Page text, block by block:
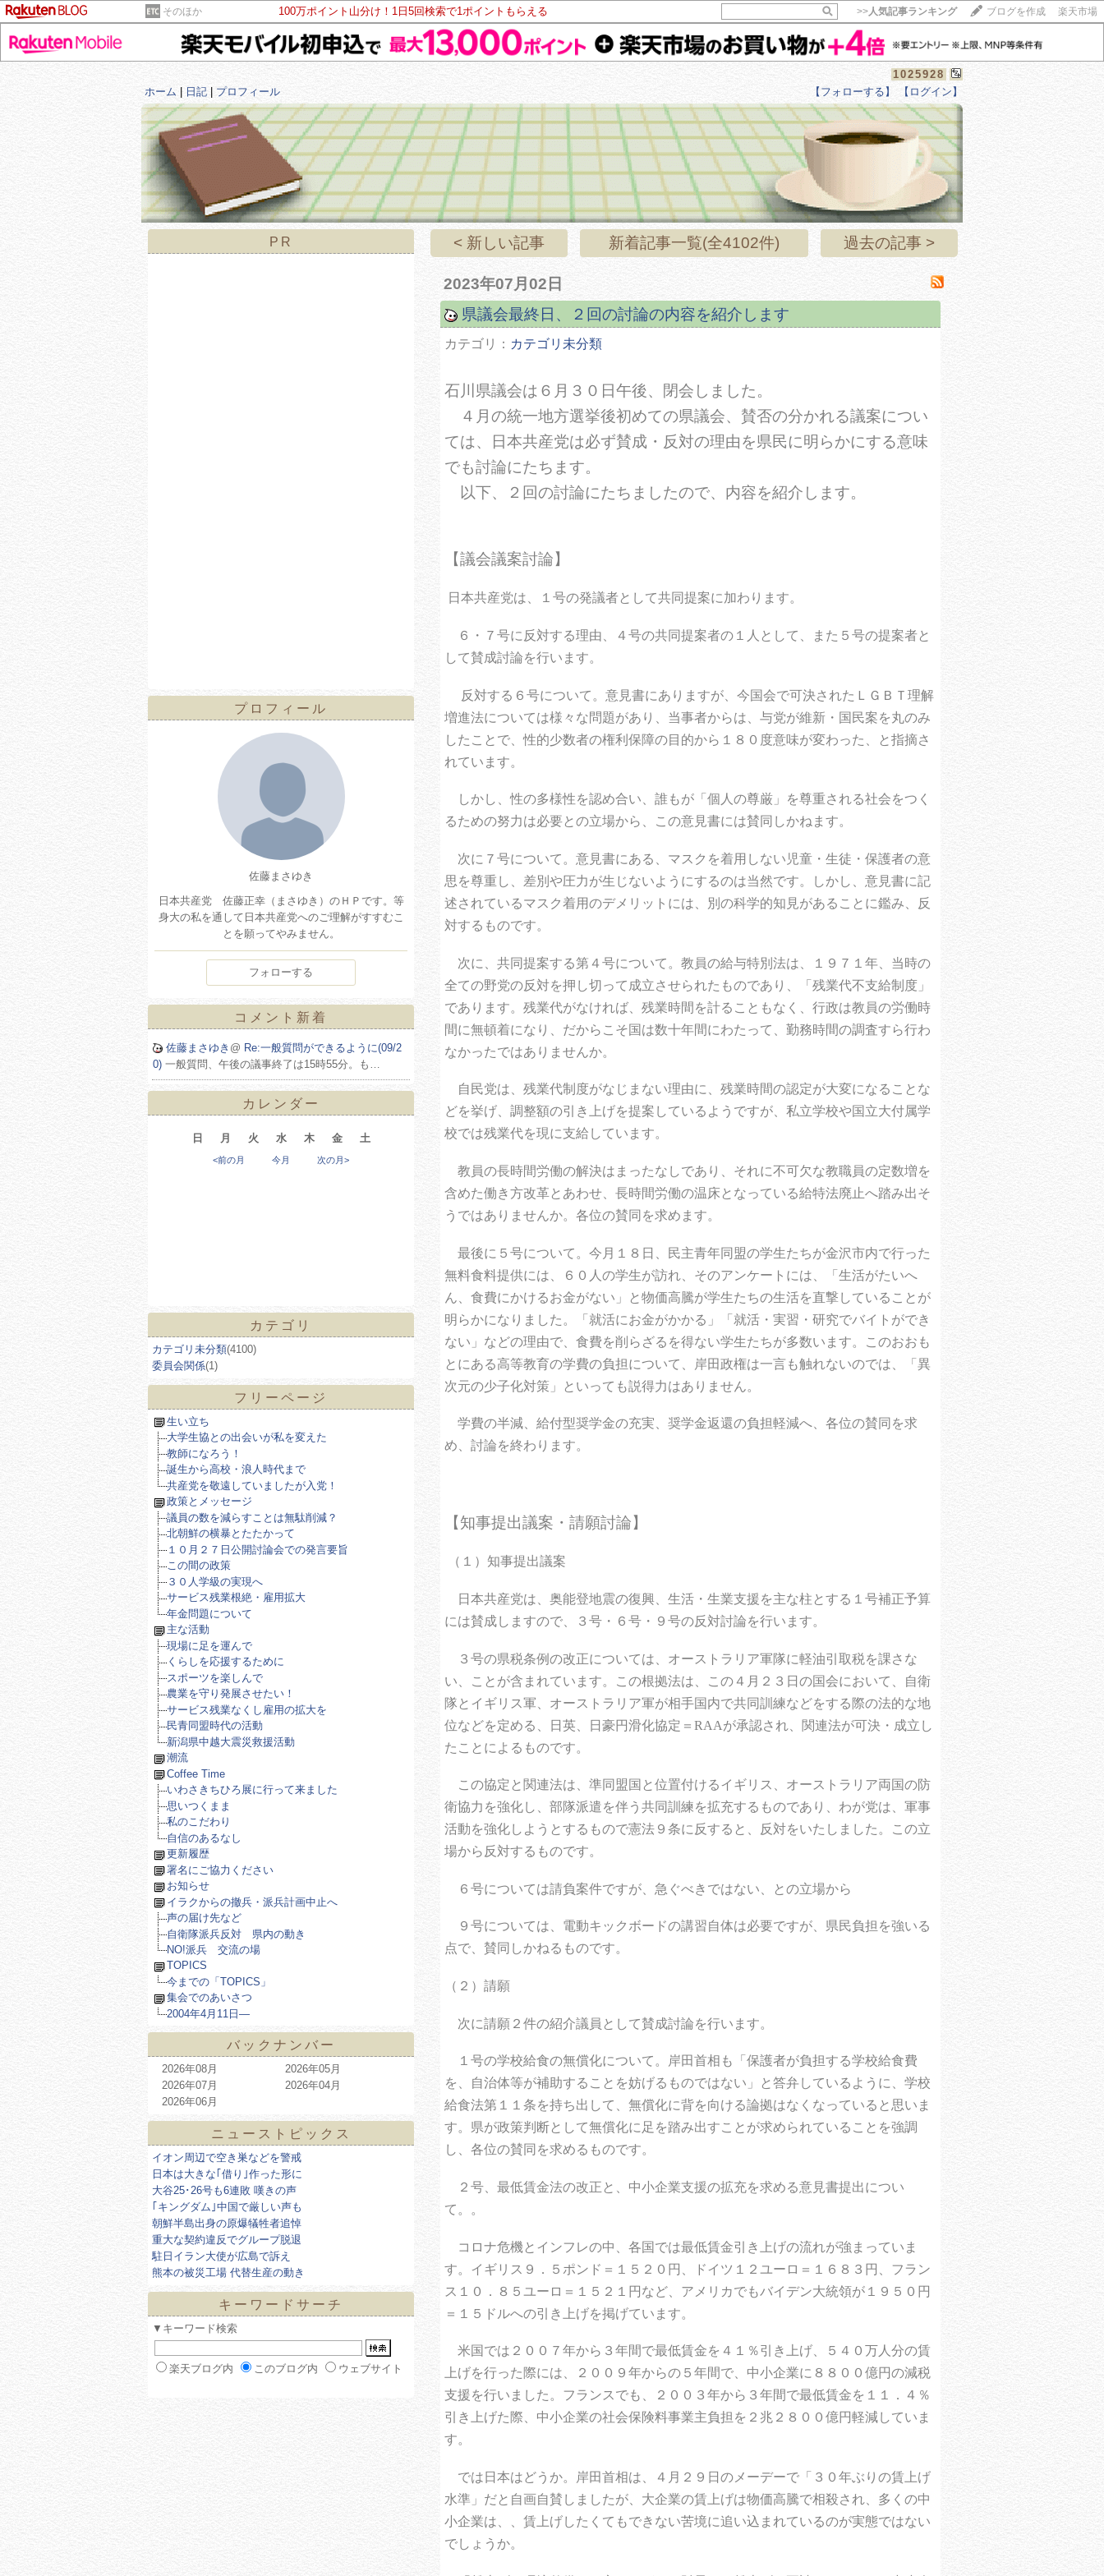
そのほか 100万ポイント山分け！1日5回検索で1ポイントもらえる >>人気記事ランキング ブログを作成 楽天市場
1025928
ホーム
日記 プロフィール 【フォローする】 【ログイン】
15記事にいいね！で1ポイント
10秒滞在
いいね!
PR
プロフィール
佐藤まさゆき
日本共産党 佐藤正幸（まさゆき）のＨＰです。等
身大の私を通して日本共産党へのご理解がすすむこ
とを願ってやみません。
フォローする
コメント新着
佐藤まさゆき @ Re:一般質問ができるように(09/2
0) 一般質問、午後の議事終了は15時55分。も…
カレンダー
日 月 火 水 木 金 土
<前の月 今月 次の月>
カテゴリ
カテゴリ未分類(4100)
委員会関係(1)
フリーページ
生い立ち
大学生協との出会いが私を変えた
教師になろう！
誕生から高校・浪人時代まで
共産党を敬遠していましたが入党！
政策とメッセージ
議員の数を減らすことは無駄削減？
北朝鮮の横暴とたたかって
１０月２７日公開討論会での発言要旨
この間の政策
３０人学級の実現へ
サービス残業根絶・雇用拡大
年金問題について
主な活動
現場に足を運んで
くらしを応援するために
スポーツを楽しんで
農業を守り発展させたい！
サービス残業なくし雇用の拡大を
民青同盟時代の活動
新潟県中越大震災救援活動
潮流
Coffee Time
いわさきちひろ展に行って来ました
思いつくまま
私のこだわり
自信のあるなし
更新履歴
署名にご協力ください
お知らせ
イラクからの撤兵・派兵計画中止へ
声の届け先など
自衛隊派兵反対 県内の動き
NO!派兵 交流の場
TOPICS
今までの「TOPICS」
集会でのあいさつ
2004年4月11日―
バックナンバー
2026年08月
2026年07月
2026年06月
2026年05月
2026年04月
ニューストピックス
イオン周辺で空き巣などを警戒
日本は大きな｢借り｣作った形に
大谷25･26号も6連敗 嘆きの声
｢キングダム｣中国で厳しい声も
朝鮮半島出身の原爆犠牲者追悼
重大な契約違反でグループ脱退
駐日イラン大使が広島で訴え
熊本の被災工場 代替生産の動き
キーワードサーチ
▼キーワード検索
楽天ブログ内 このブログ内 ウェブサイト
< 新しい記事 新着記事一覧(全4102件) 過去の記事 >
2023年07月02日
県議会最終日、２回の討論の内容を紹介します
カテゴリ： カテゴリ未分類
石川県議会は６月３０日午後、閉会しました。
４月の統一地方選挙後初めての県議会、賛否の分かれる議案につい
ては、日本共産党は必ず賛成・反対の理由を県民に明らかにする意味
でも討論にたちます。
以下、２回の討論にたちましたので、内容を紹介します。
【議会議案討論】
日本共産党は、１号の発議者として共同提案に加わります。
６・７号に反対する理由、４号の共同提案者の１人として、また５号の提案者と
して賛成討論を行います。
反対する６号について。意見書にありますが、今国会で可決されたＬＧＢＴ理解
増進法については様々な問題があり、当事者からは、与党が維新・国民案を丸のみ
したことで、性的少数者の権利保障の目的から１８０度意味が変わった、と指摘さ
れています。
しかし、性の多様性を認め合い、誰もが「個人の尊厳」を尊重される社会をつく
るための努力は必要との立場から、この意見書には賛同しかねます。
次に７号について。意見書にある、マスクを着用しない児童・生徒・保護者の意
思を尊重し、差別や圧力が生じないようにするのは当然です。しかし、意見書に記
述されているマスク着用のデメリットには、別の科学的知見があることに鑑み、反
対するものです。
次に、共同提案する第４号について。教員の給与特別法は、１９７１年、当時の
全ての野党の反対を押し切って成立させられたものであり、「残業代不支給制度」
であります。残業代がなければ、残業時間を計ることもなく、行政は教員の労働時
間に無頓着になり、だからこそ国は数十年間にわたって、勤務時間の調査すら行わ
なかったではありませんか。
自民党は、残業代制度がなじまない理由に、残業時間の認定が大変になることな
どを挙げ、調整額の引き上げを提案しているようですが、私立学校や国立大付属学
校では残業代を現に支給しています。
教員の長時間労働の解決はまったなしであり、それに不可欠な教職員の定数増を
含めた働き方改革とあわせ、長時間労働の温床となっている給特法廃止へ踏み出そ
うではありませんか。各位の賛同を求めます。
最後に５号について。今月１８日、民主青年同盟の学生たちが金沢市内で行った
無料食料提供には、６０人の学生が訪れ、そのアンケートには、「生活がたいへ
ん、食費にかけるお金がない」と物価高騰が学生たちの生活を直撃していることが
明らかになりました。「就活にお金がかかる」「就活・実習・研究でバイトができ
ない」などの理由で、食費を削らざるを得ない学生たちが多数います。このおおも
とにある高等教育の学費の負担について、岸田政権は一言も触れないのでは、「異
次元の少子化対策」といっても説得力はありません。
学費の半減、給付型奨学金の充実、奨学金返還の負担軽減へ、各位の賛同を求
め、討論を終わります。
【知事提出議案・請願討論】
（１）知事提出議案
日本共産党は、奥能登地震の復興、生活・生業支援を主な柱とする１号補正予算
には賛成しますので、３号・６号・９号の反対討論を行います。
３号の県税条例の改正については、オーストラリア軍隊に軽油引取税を課さな
い、ことが含まれています。この根拠法は、この４月２３日の国会において、自衛
隊とイギリス軍、オーストラリア軍が相手国内で共同訓練などをする際の法的な地
位などを定める、日英、日豪円滑化協定＝RAAが承認され、関連法が可決・成立し
たことによるものです。
この協定と関連法は、準同盟国と位置付けるイギリス、オーストラリア両国の防
衛協力を強化し、部隊派遣を伴う共同訓練を拡充するものであり、わが党は、軍事
活動を強化しようとするもので憲法９条に反すると、反対をいたしました。この立
場から反対するものです。
６号については請負案件ですが、急ぐべきではない、との立場から
９号については、電動キックボードの講習自体は必要ですが、県民負担を強いる
点で、賛同しかねるものです。
（２）請願
次に請願２件の紹介議員として賛成討論を行います。
１号の学校給食の無償化について。岸田首相も「保護者が負担する学校給食費
を、自治体等が補助することを妨げるものではない」と答弁しているように、学校
給食法第１１条を持ち出して、無償化に背を向ける論拠はなくなっていると思いま
す。県が政策判断として無償化に足を踏み出すことが求められていることを強調
し、各位の賛同を求めるものです。
２号、最低賃金法の改正と、中小企業支援の拡充を求める意見書提出につい
て。。
コロナ危機とインフレの中、各国では最低賃金引き上げの流れが強まっていま
す。イギリス９．５ポンド＝１５２０円、ドイツ１２ユーロ＝１６８３円、フラン
ス１０．８５ユーロ＝１５２１円など、アメリカでもバイデン大統領が１９５０円
＝１５ドルへの引き上げを掲げています。
米国では２００７年から３年間で最低賃金を４１％引き上げ、５４０万人分の賃
上げを行った際には、２００９年からの５年間で、中小企業に８８００億円の減税
支援を行いました。フランスでも、２００３年から３年間で最低賃金を１１．４％
引き上げた際、中小企業の社会保険料事業主負担を２兆２８００億円軽減していま
す。
では日本はどうか。岸田首相は、４月２９日のメーデーで「３０年ぶりの賃上げ
水準」だと自画自賛しましたが、大企業の賃上げは物価高騰で相殺され、多くの中
小企業は、、賃上げしたくてもできない苦境に追い込まれているのが実態ではない
でしょうか。